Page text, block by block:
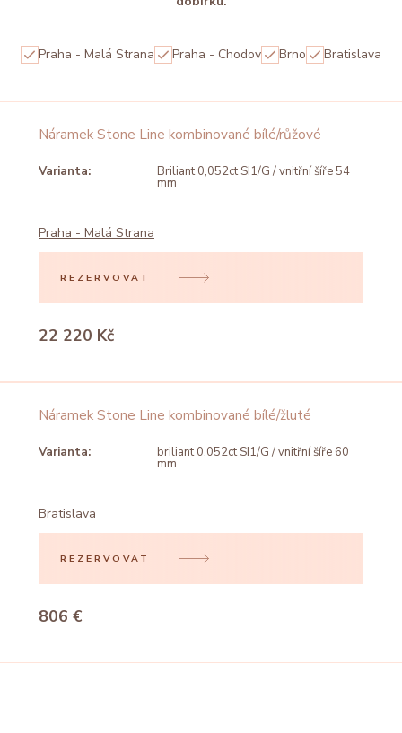
Praha - Malá Strana Praha - Chodov Brno Bratislava
Náramek Stone Line kombinované bílé/růžové
Varianta: Briliant 0,052ct SI1/G / vnitřní šíře 54
mm
Praha - Malá Strana
REZERVOVAT
22 220 Kč
Náramek Stone Line kombinované bílé/žluté
Varianta: briliant 0,052ct SI1/G / vnitřní šíře 60
mm
Bratislava
REZERVOVAT
806 €